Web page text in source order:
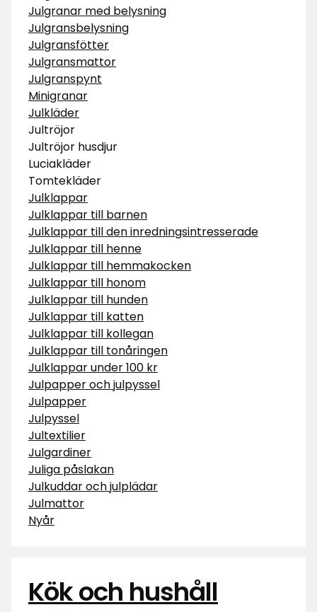
Julgranar med belysning
Julgransbelysning
Julgransfötter
Julgransmattor
Julgranspynt
Minigranar
Julkläder
Jultröjor
Jultröjor husdjur
Luciakläder
Tomtekläder
Julklappar
Julklappar till barnen
Julklappar till den inredningsintresserade
Julklappar till henne
Julklappar till hemmakocken
Julklappar till honom
Julklappar till hunden
Julklappar till katten
Julklappar till kollegan
Julklappar till tonåringen
Julklappar under 100 kr
Julpapper och julpyssel
Julpapper
Julpyssel
Jultextilier
Julgardiner
Juliga påslakan
Julkuddar och julplädar
Julmattor
Nyår
Kök och hushåll